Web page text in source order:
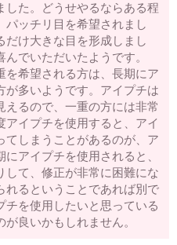
した。どうせやるならある程
パッチリ目を希望されまし
だけ大きな目を形成しまし
でいただいたようです。
を希望される方は、長期にア
が多いようです。アイプチは
るので、一重の方には非常
アイプチを使用すると、アイ
てしまうことがあるのが、ア
アイプチを使用されると、
して、修正が非常に困難にな
れるということであれば別で
を使用したいと思っている
良いかもしれません。